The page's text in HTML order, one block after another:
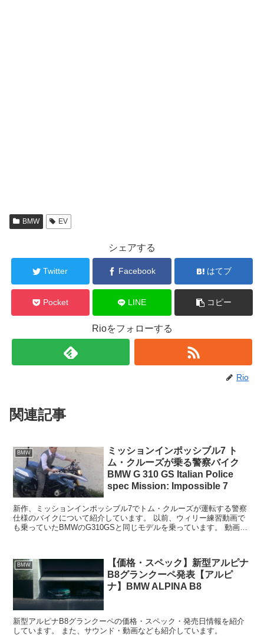
BMW EV
シェアする
Twitter Facebook はてブ
Pocket LINE コピー
Rioをフォローする
Rio
関連記事
BMW
ミッションインポッシブル7 ト
ム・クルーズが乗る警察バイク
BMW G 310 GS Italian Police
spec Mission: Impossible 7
新作、ミッションインポッシブル7でトム・クルーズが運転する警察
仕様のバイクについて紹介しています。 以前、ウィリー練習動画で
も乗っていたBMWのG310GSと同じモデルを乗っています。 動画も
BMW
【価格・スペック】新型アルピナ
B8グランクーペ発表【アルピ
ナ】BMW ALPINA B8
新型アルピナB8グランクーペの価格・スペック・発売日情報を紹介
しています。 また、サウンド・動画なども紹介しています。